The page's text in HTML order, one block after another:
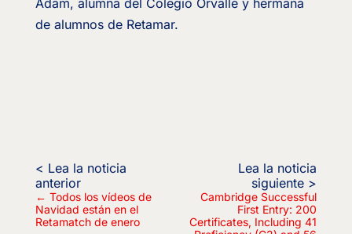
Adam, alumna del Colegio Orvalle y hermana
de alumnos de Retamar.
← Todos los vídeos de
Navidad están en el
Retamatch de enero
Cambridge Successful
First Entry: 200
Certificates, Including 41